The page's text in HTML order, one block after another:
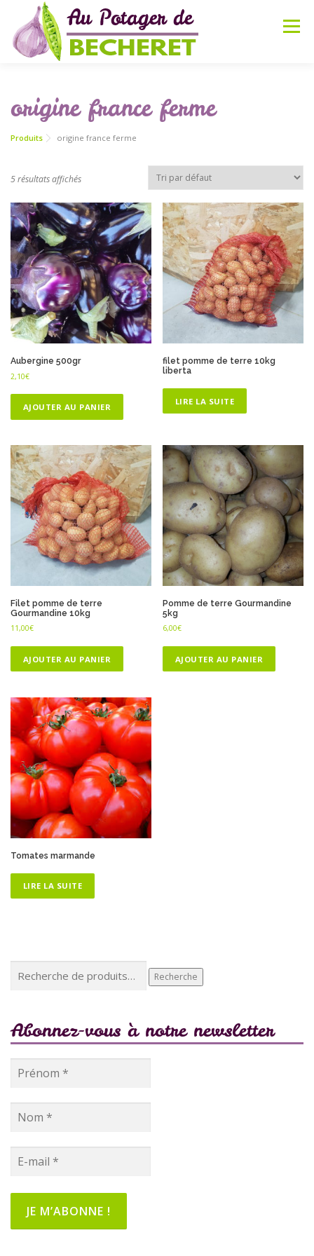
contenu
Menu
PARTENAIRES ACTUALITÉS
origine france ferme
Produits origine france ferme
5 résultats affichés
Aubergine 500gr
2,10€
AJOUTER AU PANIER
filet pomme de terre 10kg
liberta
LIRE LA SUITE
Filet pomme de terre
Gourmandine 10kg
11,00€
AJOUTER AU PANIER
Pomme de terre Gourmandine
5kg
6,00€
AJOUTER AU PANIER
Tomates marmande
LIRE LA SUITE
pour :
Recherche
Abonnez-vous à notre newsletter